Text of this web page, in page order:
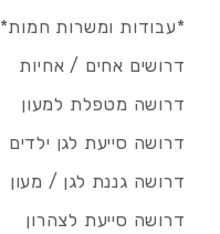
*עבודות ומשרות חמות*
דרושים אחים / אחיות
דרושה מטפלת למעון
דרושה סייעת לגן ילדים
דרושה גננת לגן / מעון
דרושה סייעת לצהרון